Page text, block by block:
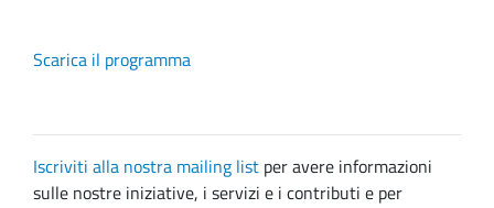
Scarica il programma
Iscriviti alla nostra mailing list per avere informazioni
sulle nostre iniziative, i servizi e i contributi e per